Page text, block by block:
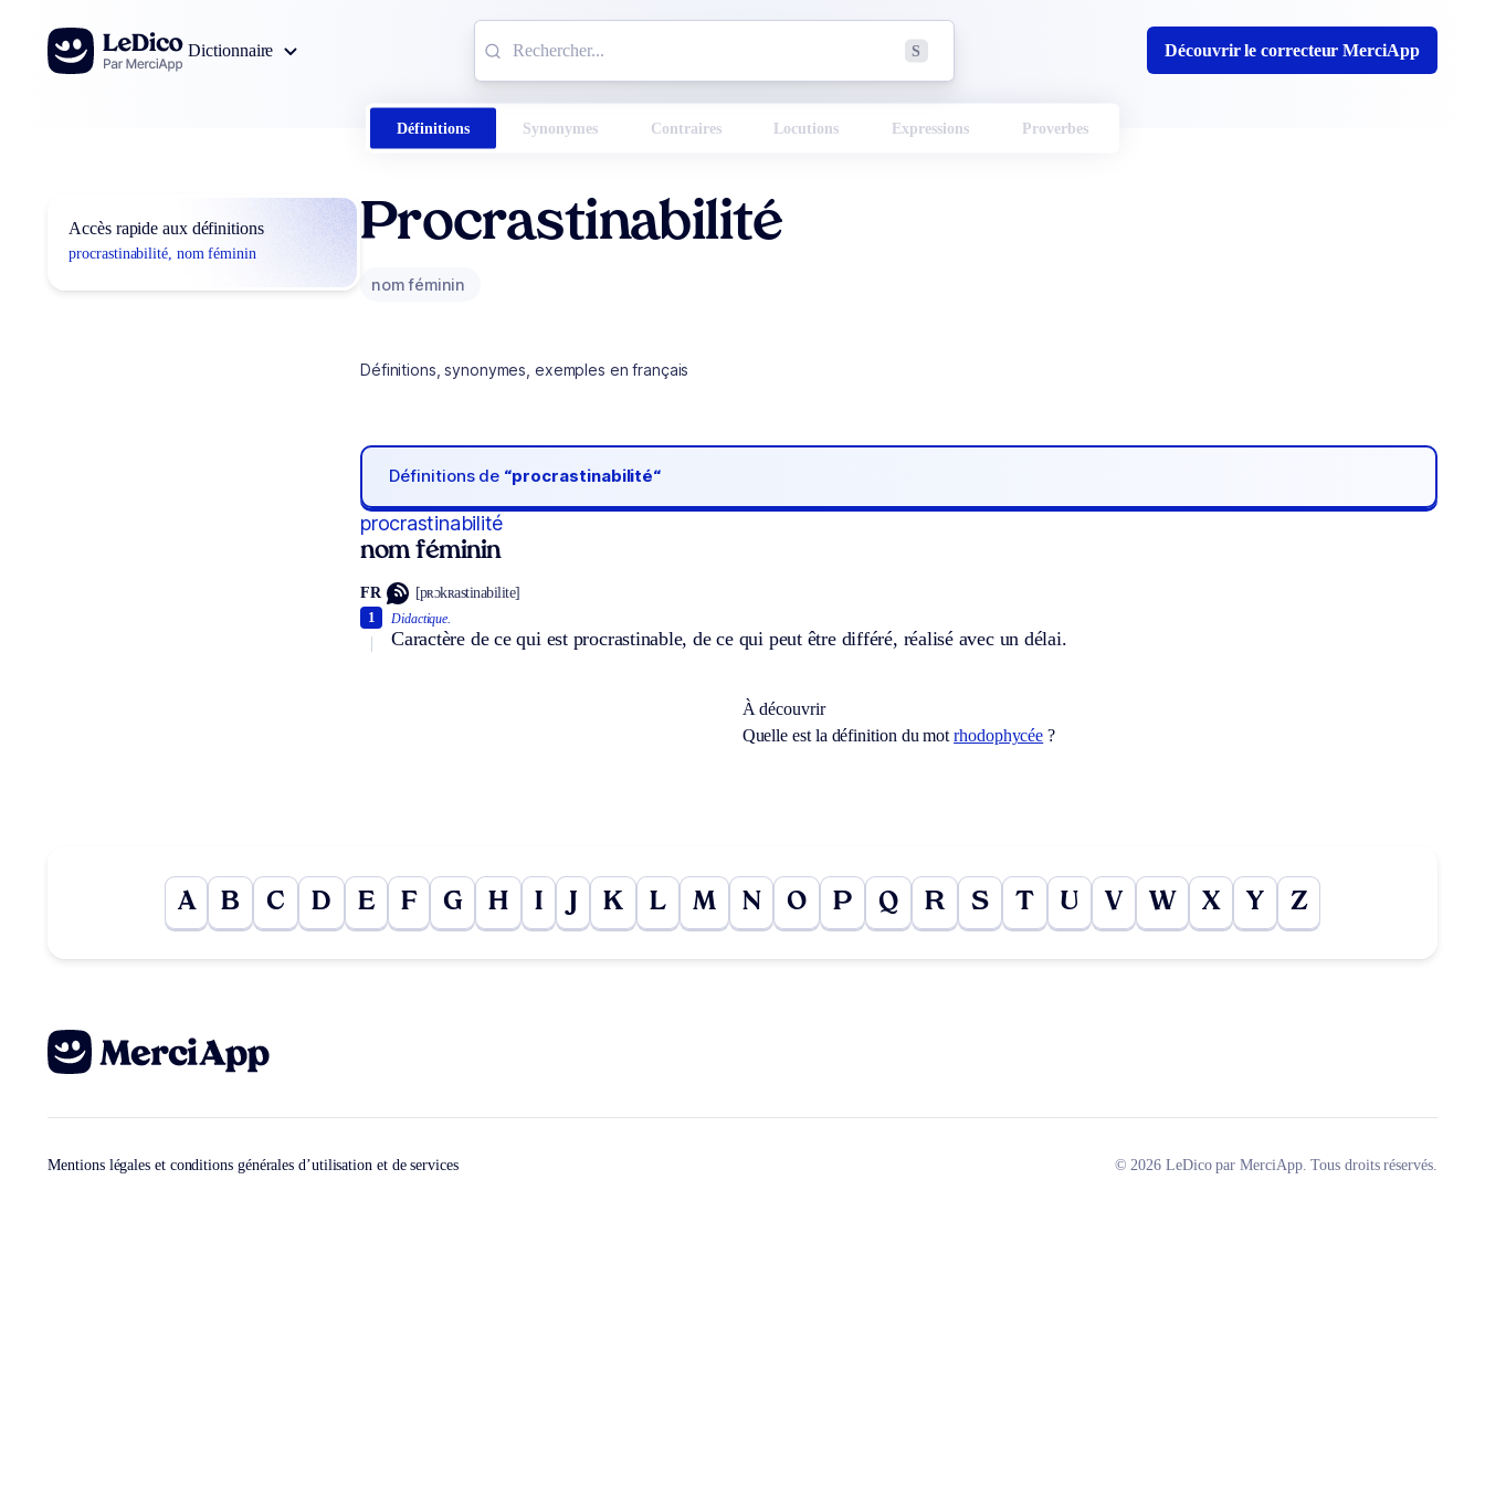
Aller au contenu
Dictionnaire
S Découvrir le correcteur MerciApp
Définitions Synonymes Contraires Locutions Expressions Proverbes
Accès rapide aux définitions
procrastinabilité, nom féminin
Procrastinabilité
nom féminin
Définitions, synonymes, exemples en français
Définitions de “procrastinabilité“
procrastinabilité
nom féminin
FR [pʀɔkʀastinabilite]
Didactique.
Caractère de ce qui est procrastinable, de ce qui peut être différé, réalisé avec un délai.
1
À découvrir
Quelle est la définition du motrhodophycée ?
A B C D E F G H I K L M N O P Q R S T U V W X Y Z
Mentions légales et conditions générales d’utilisation et de services © 2026 LeDico par MerciApp. Tous droits réservés.